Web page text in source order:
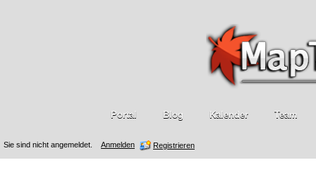
Sie sind nicht angemeldet. Anmelden Registrieren
Portal Blog Kalender Team